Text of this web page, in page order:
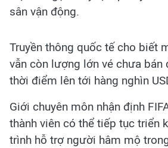
sân vận động.
Truyền thông quốc tế cho biết
vẫn còn lượng lớn vé chưa bán
thời điểm lên tới hàng nghìn
Giới chuyên môn nhận định
thành viên có thể tiếp tục triển
trình hỗ trợ người hâm mộ